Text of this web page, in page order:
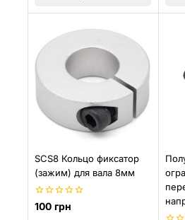
SCS8 Кольцо фиксатор
(зажим) для вала 8мм
0
из
100 грн